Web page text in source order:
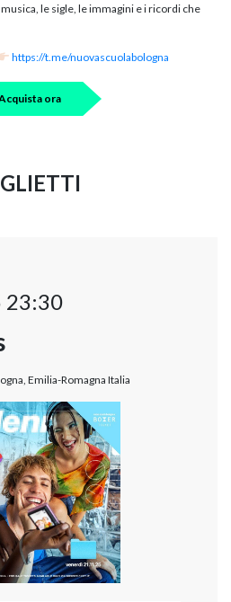
le sigle, le immagini e i ricordi che
https://t.me/nuovascuolabologna
ora
23:30
Emilia-Romagna Italia